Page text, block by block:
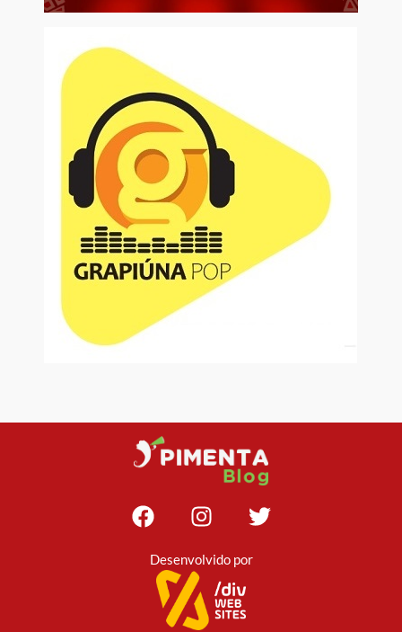
Desenvolvido por